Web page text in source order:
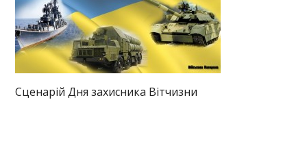
Сценарій Дня захисника Вітчизни